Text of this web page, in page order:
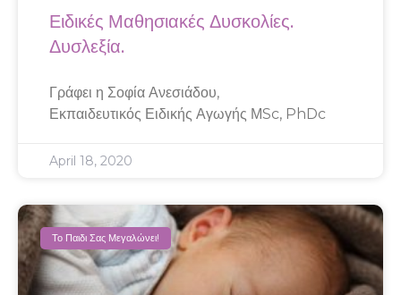
Ειδικές Μαθησιακές Δυσκολίες.
Δυσλεξία.
Γράφει η Σοφία Ανεσιάδου,
Εκπαιδευτικός Ειδικής Αγωγής ΜSc, PhDc
April 18, 2020
Το Παιδι Σας Μεγαλώνει!